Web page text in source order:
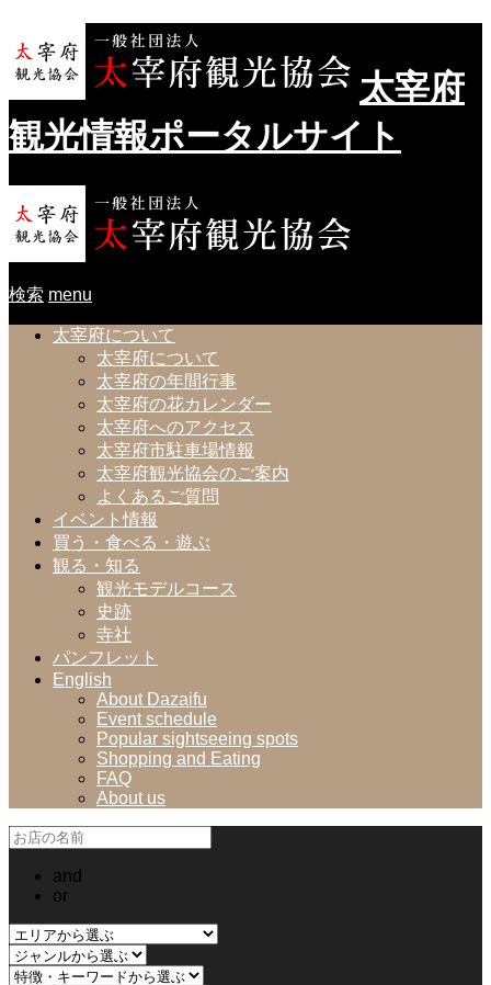
太宰府
観光情報ポータルサイト
検索 menu
太宰府について
太宰府について
太宰府の年間行事
太宰府の花カレンダー
太宰府へのアクセス
太宰府市駐車場情報
太宰府観光協会のご案内
よくあるご質問
イベント情報
買う・食べる・遊ぶ
観る・知る
観光モデルコース
史跡
寺社
パンフレット
English
About Dazaifu
Event schedule
Popular sightseeing spots
Shopping and Eating
FAQ
About us
and
or